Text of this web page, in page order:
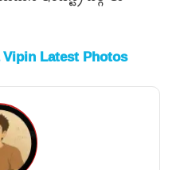
Latest Photos